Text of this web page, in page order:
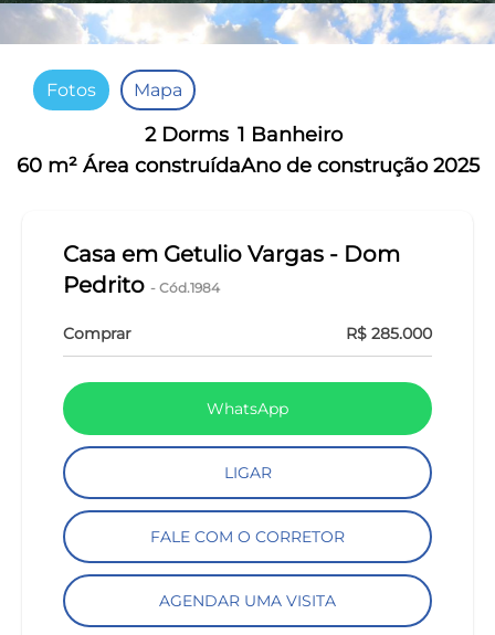
Fotos Mapa
2 Dorms 1 Banheiro
60 m² Área construídaAno de construção 2025
Casa em Getulio Vargas - Dom
Pedrito - Cód.1984
Comprar R$ 285.000
WhatsApp
LIGAR
FALE COM O CORRETOR
AGENDAR UMA VISITA